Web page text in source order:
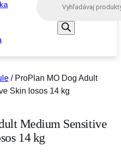
s
e
r
/ ProPlan MO Dog Adult
Skin losos 14 kg
Medium Sensitive
14 kg